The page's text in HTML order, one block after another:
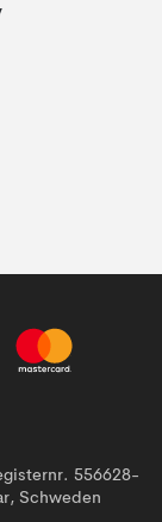
556628-
Schweden